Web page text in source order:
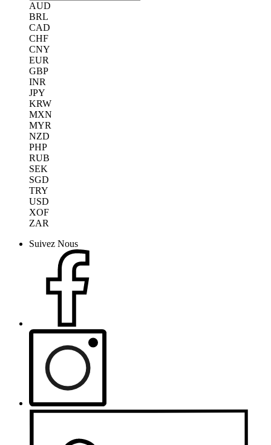
AUD
BRL
CAD
CHF
CNY
EUR
GBP
INR
JPY
KRW
MXN
MYR
NZD
PHP
RUB
SEK
SGD
TRY
USD
XOF
ZAR
Suivez Nous